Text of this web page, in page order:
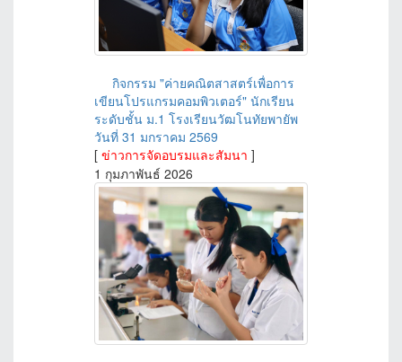
กิจกรรม "ค่ายคณิตสาสตร์เพื่อการ
เขียนโปรแกรมคอมพิวเตอร์" นักเรียน
ระดับชั้น ม.1 โรงเรียนวัฒโนทัยพายัพ
วันที่ 31 มกราคม 2569
[ ข่าวการจัดอบรมและสัมนา ]
1 กุมภาพันธ์ 2026